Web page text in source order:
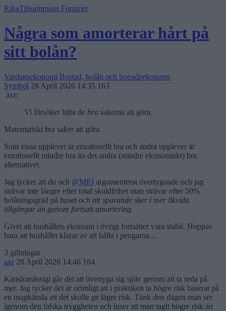
RikaTillsammans Forumet
Några som amorterar hårt på
sitt bolån?
Vardagsekonomi Bostad, bolån och boendeekonomi
Symbol 28 April 2026 14:35 163
axr:
Vi försöker hitta de bra sakerna att göra.
Matematiskt bra saker att göra.
Som vissa upplever är emotionellt bra och andra upplever är
emotionellt mindre bra än det andra (mindre ekonomiskt) bra
alternativet.
Jag tycker att du och @MPJ argumenterat övertygande och jag
strävar inte längre efter total skuldfrihet utan strävar efter 50%
belåningsgrad på huset och att sparande sker i mer likvida
tillgångar än genom fortsatt amortering.
Givet att hushållets ekonomi i övrigt fortsätter vara stabil. Hoppas
bara att hushållet klarar av att hålla i pengarna…
3 gillningar
axr 28 April 2026 14:46 164
Känslomässigt går det att övertyga sig själv genom att ta reda på
mer. Jag tycker det är orimligt att i praktiken ta högre risk baserat på
en magkänsla att det skulle ge lägre risk. Tänk den dagen man ser
igenom den falska tryggheten och inser att man tagit högre risk än